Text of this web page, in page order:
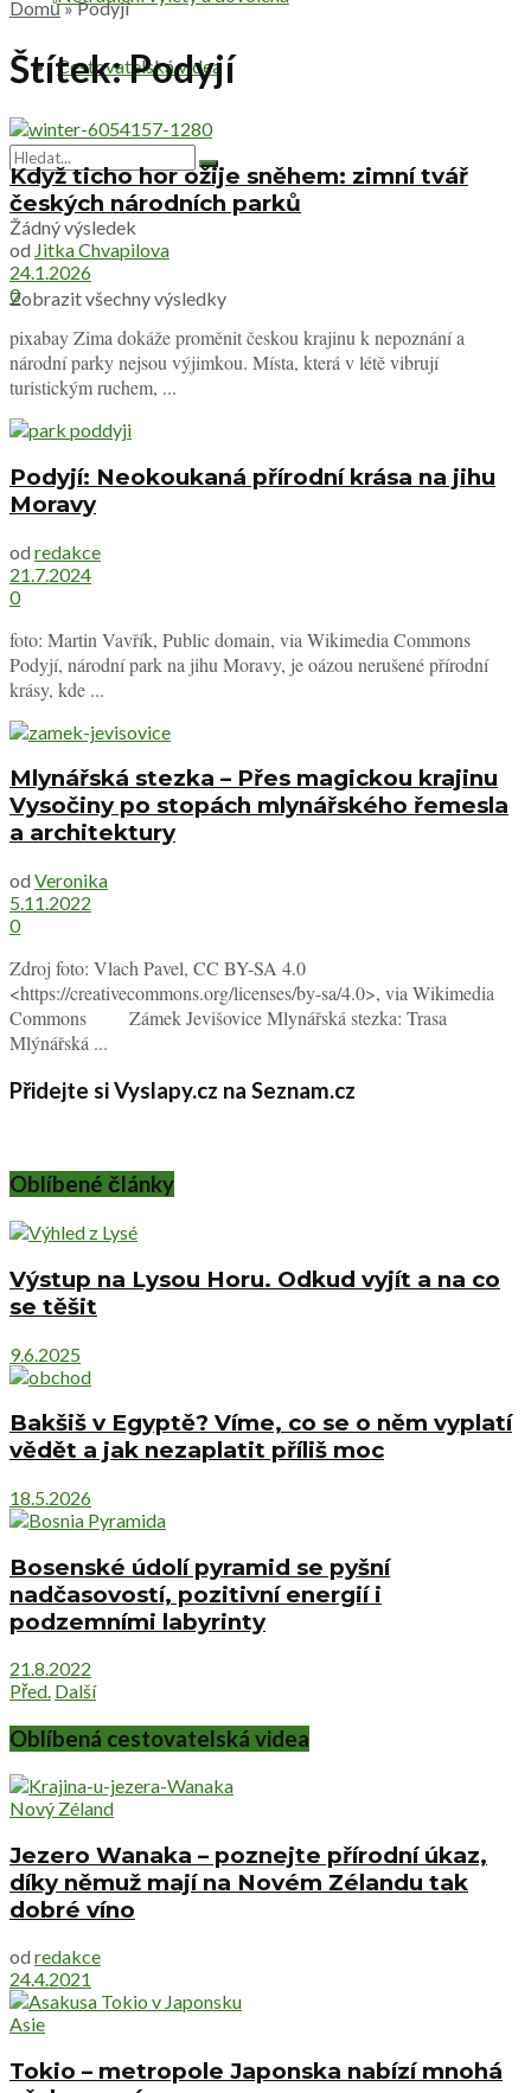
Cestovatelská videa
Žádný výsledek
Zobrazit všechny výsledky
Domů»Podyjí
Štítek:Podyjí
Když ticho hor ožije sněhem: zimní tvář
českých národních parků
od Jitka Chvapilova
24.1.2026
0
pixabay Zima dokáže proměnit českou krajinu k nepoznání a
národní parky nejsou výjimkou. Místa, která v létě vibrují
turistickým ruchem, ...
Podyjí: Neokoukaná přírodní krása na jihu
Moravy
od redakce
21.7.2024
0
foto: Martin Vavřík, Public domain, via Wikimedia Commons
Podyjí, národní park na jihu Moravy, je oázou nerušené přírodní
krásy, kde ...
Mlynářská stezka – Přes magickou krajinu
Vysočiny po stopách mlynářského řemesla
a architektury
od Veronika
5.11.2022
0
Zdroj foto: Vlach Pavel, CC BY-SA 4.0
<https://creativecommons.org/licenses/by-sa/4.0>, via Wikimedia
Commons Zámek Jevišovice Mlynářská stezka: Trasa
Mlýnářská ...
Přidejte si Vyslapy.cz na Seznam.cz
Oblíbené články
Výstup na Lysou Horu. Odkud vyjít a na co
se těšit
9.6.2025
Bakšiš v Egyptě? Víme, co se o něm vyplatí
vědět a jak nezaplatit příliš moc
18.5.2026
Bosenské údolí pyramid se pyšní
nadčasovostí, pozitivní energií i
podzemními labyrinty
21.8.2022
Před. Další
Oblíbená cestovatelská videa
Nový Zéland
Jezero Wanaka – poznejte přírodní úkaz,
díky němuž mají na Novém Zélandu tak
dobré víno
od redakce
24.4.2021
Asie
Tokio – metropole Japonska nabízí mnohá